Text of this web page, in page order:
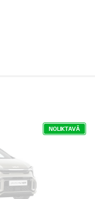
NOLIKTAVĀ